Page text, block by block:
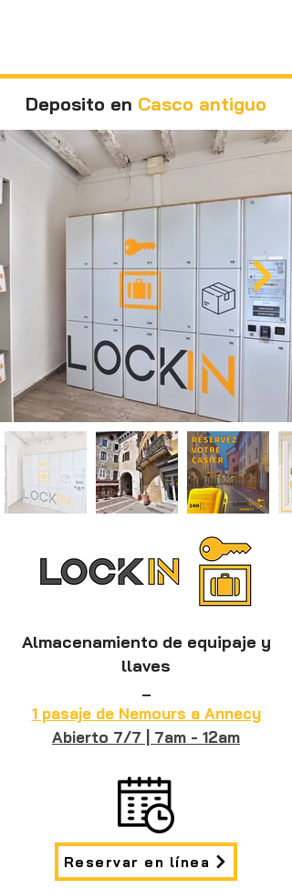
Deposito en Casco antiguo
Almacenamiento de equipaje y
llaves
1 pasaje de Nemours a Annecy
Abierto 7/7 | 7am - 12am
Reservar en línea